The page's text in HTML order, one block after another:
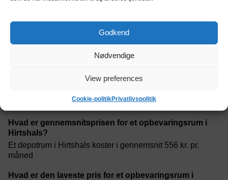
Godkend
Nødvendige
View preferences
Cookie-politikPrivatlivspolitik
Målt på kvadratmeter er der 27 m² ledigt opbevaringsplads
kubikmeter i Hirtshals er 55 m³
Hvad er gennemsnitsprisen for et opbevaringsrum i
Hirtshals?
Et depotrum i Hirtshals koster i gennemsnit 556 kr. pr.
måned
Hvad er den laveste pris for et opbevaringsrum i